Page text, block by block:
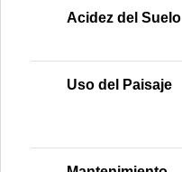
Acidez del Suelo
Uso del Paisaje